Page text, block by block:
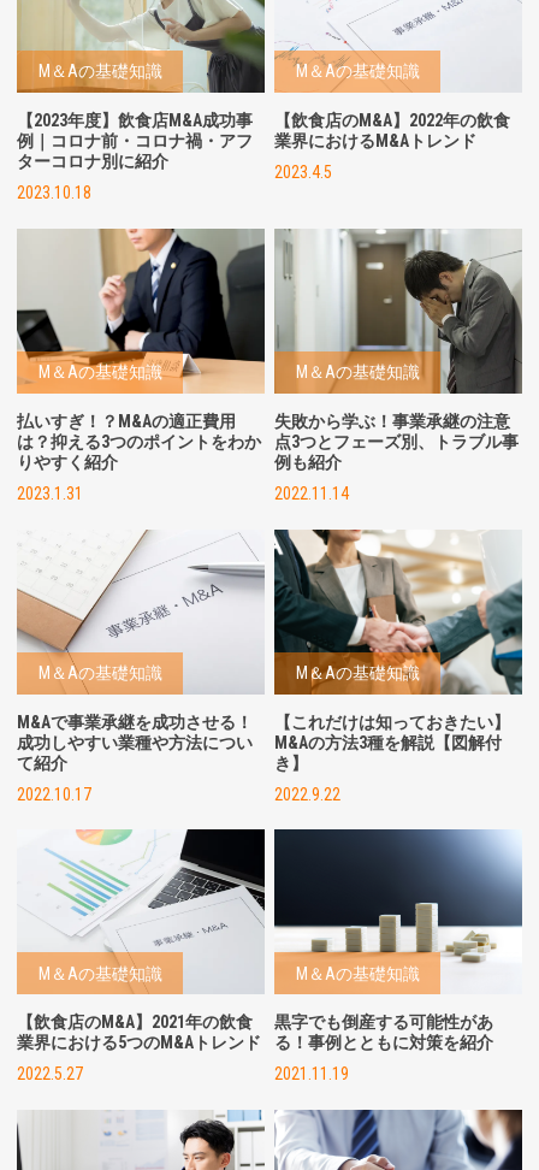
M＆Aの基礎知識
【2023年度】飲食店M&A成功事
例｜コロナ前・コロナ禍・アフ
ターコロナ別に紹介
2023.10.18
M＆Aの基礎知識
【飲食店のM&A】 2022年の飲食
業界におけるM&Aトレンド
2023.4.5
M＆Aの基礎知識
払いすぎ！？M&Aの適正費用
は？抑える3つのポイントをわか
りやすく紹介
2023.1.31
M＆Aの基礎知識
失敗から学ぶ！事業承継の注意
点3つとフェーズ別、トラブル事
例も紹介
2022.11.14
M＆Aの基礎知識
M&Aで事業承継を成功させる！
成功しやすい業種や方法につい
て紹介
2022.10.17
M＆Aの基礎知識
【これだけは知っておきたい】
M&Aの方法3種を解説【図解付
き】
2022.9.22
M＆Aの基礎知識
【飲食店のM&A】2021年の飲食
業界における5つのM&Aトレンド
2022.5.27
M＆Aの基礎知識
黒字でも倒産する可能性があ
る！事例とともに対策を紹介
2021.11.19